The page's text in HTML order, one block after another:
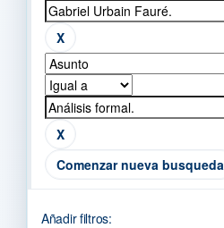
Comenzar nueva busqueda
Añadir filtros: